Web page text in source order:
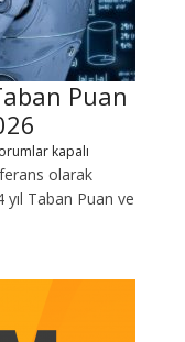
Puan
kapalı
olarak
yıl Taban Puan ve